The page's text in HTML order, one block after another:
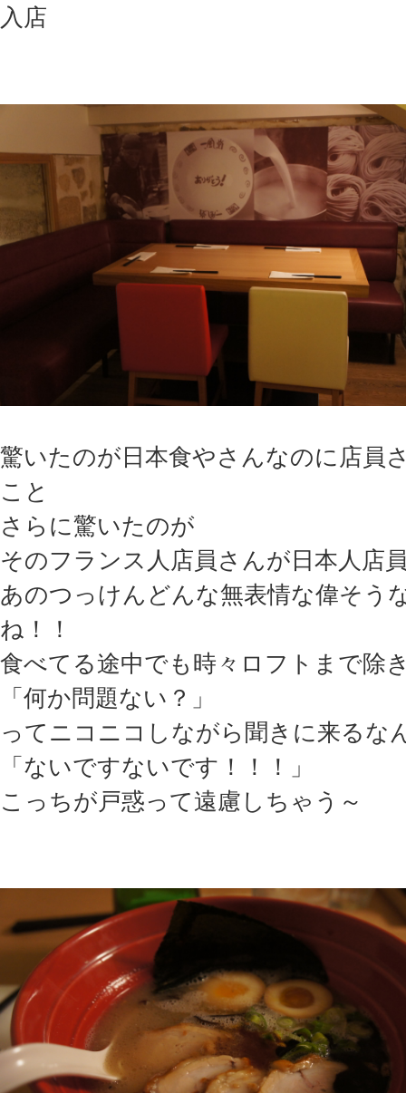
入店
驚いたのが日本食やさんなのに店員
こと
さらに驚いたのが
そのフランス人店員さんが日本人店
あのつっけんどんな無表情な偉そう
ね！！
食べてる途中でも時々ロフトまで除
「何か問題ない？」
ってニコニコしながら聞きに来るな
「ないですないです！！！」
こっちが戸惑って遠慮しちゃう～